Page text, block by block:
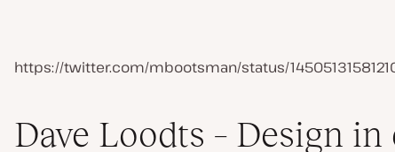
https://twitter.com/mbootsman/status/
Dave Loodts – Design